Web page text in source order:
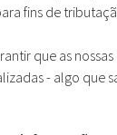
fins de
que as
- algo que